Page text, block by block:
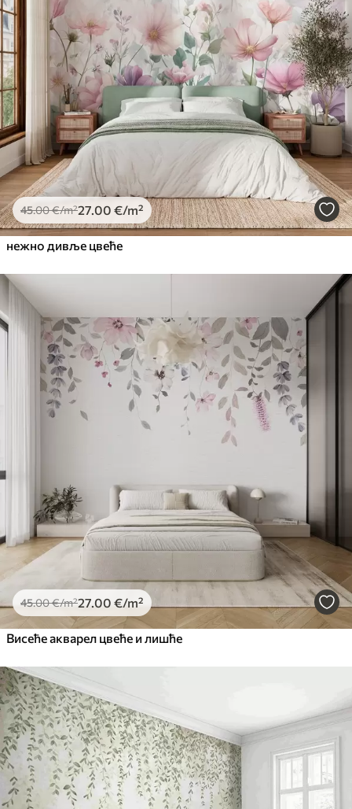
45.00€/m²27 .00 €/m²
нежно дивље цвеће
45.00€/m²27 .00 €/m²
Висеће акварел цвеће и лишће